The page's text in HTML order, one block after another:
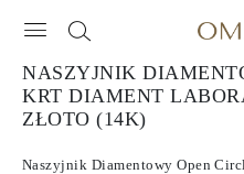
NASZYJNIK
KRT DIAMENT
ZŁOTO (14K)
Naszyjnik Diamentowy Open